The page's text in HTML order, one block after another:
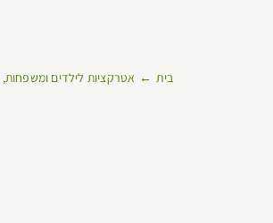
בית אטרקציות לילדים ומשפחות